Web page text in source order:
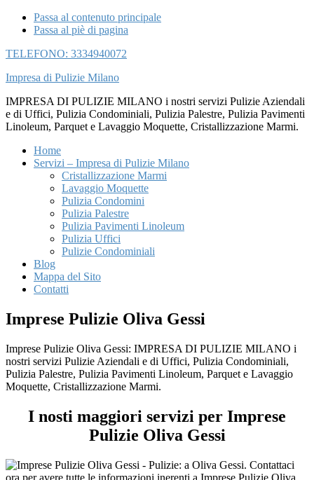
Passa al contenuto principale
Passa al piè di pagina
TELEFONO: 3334940072
Impresa di Pulizie Milano
IMPRESA DI PULIZIE MILANO i nostri servizi Pulizie Aziendali
e di Uffici, Pulizia Condominiali, Pulizia Palestre, Pulizia Pavimenti
Linoleum, Parquet e Lavaggio Moquette, Cristallizzazione Marmi.
Home
Servizi – Impresa di Pulizie Milano
Cristallizzazione Marmi
Lavaggio Moquette
Pulizia Condomini
Pulizia Palestre
Pulizia Pavimenti Linoleum
Pulizia Uffici
Pulizie Condominiali
Blog
Mappa del Sito
Contatti
Imprese Pulizie Oliva Gessi
Imprese Pulizie Oliva Gessi: IMPRESA DI PULIZIE MILANO i
nostri servizi Pulizie Aziendali e di Uffici, Pulizia Condominiali,
Pulizia Palestre, Pulizia Pavimenti Linoleum, Parquet e Lavaggio
Moquette, Cristallizzazione Marmi.
I nosti maggiori servizi per Imprese
Pulizie Oliva Gessi